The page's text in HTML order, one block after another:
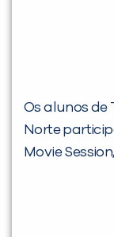
Os alunos de
Norte
Movie